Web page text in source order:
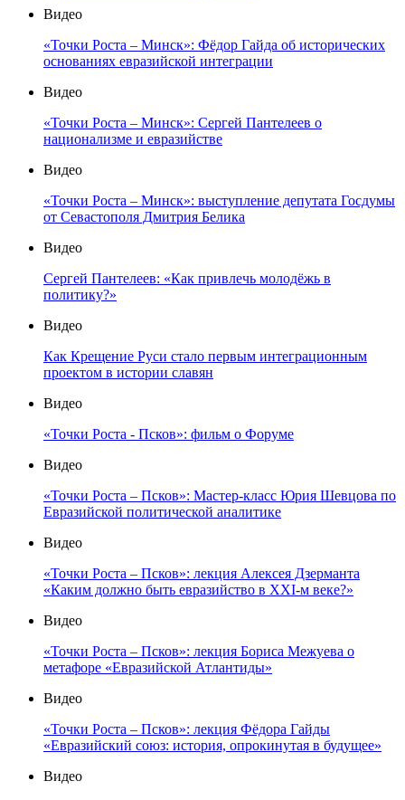
Видео
«Точки Роста – Минск»: Фёдор Гайда об исторических
основаниях евразийской интеграции
Видео
«Точки Роста – Минск»: Сергей Пантелеев о
национализме и евразийстве
Видео
«Точки Роста – Минск»: выступление депутата Госдумы
от Севастополя Дмитрия Белика
Видео
Сергей Пантелеев: «Как привлечь молодёжь в
политику?»
Видео
Как Крещение Руси стало первым интеграционным
проектом в истории славян
Видео
«Точки Роста - Псков»: фильм о Форуме
Видео
«Точки Роста – Псков»: Мастер-класс Юрия Шевцова по
Евразийской политической аналитике
Видео
«Точки Роста – Псков»: лекция Алексея Дзерманта
«Каким должно быть евразийство в XXI-м веке?»
Видео
«Точки Роста – Псков»: лекция Бориса Межуева о
метафоре «Евразийской Атлантиды»
Видео
«Точки Роста – Псков»: лекция Фёдора Гайды
«Евразийский союз: история, опрокинутая в будущее»
Видео